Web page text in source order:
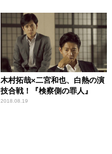
木村拓哉×二宮和也、白熱の演
技合戦！『検察側の罪人』
2018.08.19